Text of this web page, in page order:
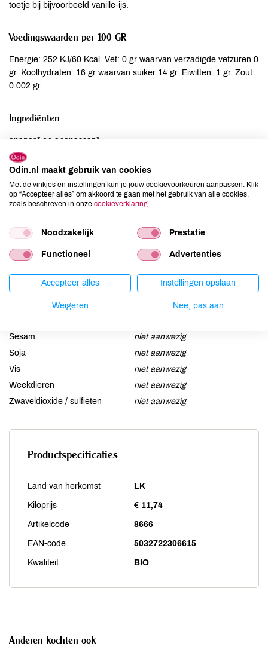
toetje bij bijvoorbeeld vanille-ijs.
Voedingswaarden per 100 GR
Energie: 252 KJ/60 Kcal. Vet: 0 gr waarvan verzadigde vetzuren 0
gr. Koolhydraten: 16 gr waarvan suiker 14 gr. Eiwitten: 1 gr. Zout:
0.002 gr.
Ingrediënten
ananas* en ananassap*.
Allergenen
Aardnoten
niet aanwezig
Gluten
niet aanwezig
Lupine
niet aanwezig
Mosterd
niet aanwezig
Noten
niet aanwezig
Schaaldieren
niet aanwezig
Sesam
niet aanwezig
Soja
niet aanwezig
Vis
niet aanwezig
Weekdieren
niet aanwezig
Zwaveldioxide / sulfieten
niet aanwezig
Productspecificaties
Land van herkomst LK
Kiloprijs € 11,74
Artikelcode 8666
EAN-code 5032722306615
Kwaliteit BIO
Anderen kochten ook
Odin.nl maakt gebruik van cookies
Met de vinkjes en instellingen kun je jouw cookievoorkeuren aanpassen. Klik
op “Accepteer alles” om akkoord te gaan met het gebruik van alle cookies,
zoals beschreven in onze cookieverklaring
Noodzakelijk Prestatie
Functioneel Advertenties
Accepteer alles Instellingen opslaan
Weigeren Nee, pas aan